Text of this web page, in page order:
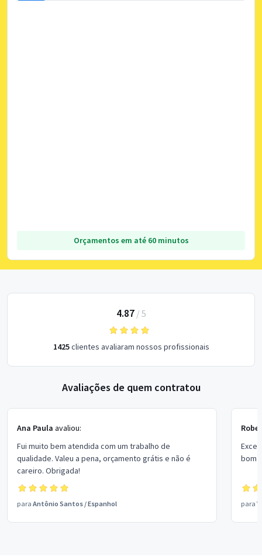
Orçamentos em até 60 minutos
4.87/ 5
1425clientes avaliaram nossos profissionais
Avaliações de quem contratou
Ana Paula avaliou:
Fui muito bem atendida com um trabalho de
qualidade. Valeu a pena, orçamento grátis e não é
careiro. Obrigada!
para Antônio Santos /Espanhol
bom
para